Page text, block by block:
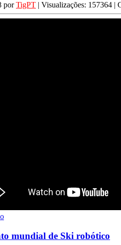
porTigPT | Visualizações: 157364 |
mundial de Ski robótico